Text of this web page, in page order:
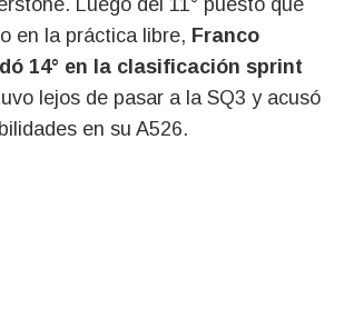
Luego del 11° puesto que
en la práctica libre, Franco
14° en la clasificación sprint
lejos de pasar a la SQ3 y acusó
en su A526.